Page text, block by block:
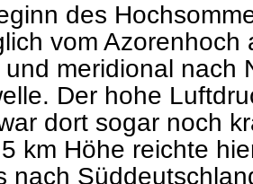
des
vom
meridional nach
Der hohe
dort sogar noch
km Höhe reichte
nach